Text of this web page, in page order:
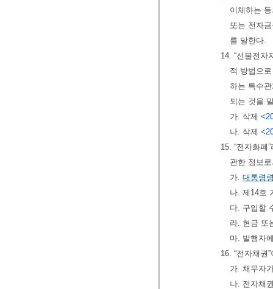
이체하는
또는 전자
를 말한다.
14. “선불전자
적 방법으
하는 특수
되는 것을
가. 삭제
나. 삭제
15. “전자화폐
관한 정보
가. 대통령
나. 제14호
다. 구입할
라. 현금 또
마. 발행자
16. “전자채권
가. 채무자
나. 전자채